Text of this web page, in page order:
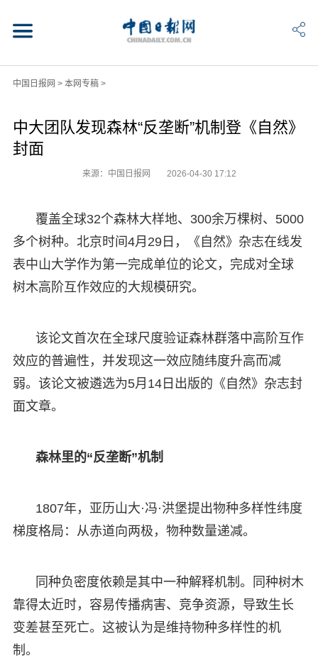
中国日报网 > 本网专稿>
中大团队发现森林“反垄断”机制登《自然》
封面
来源：中国日报网 2026-04-30 17:12
覆盖全球32个森林大样地、300余万棵树、5000
多个树种。北京时间4月29日，《自然》杂志在线发
表中山大学作为第一完成单位的论文，完成对全球
树木高阶互作效应的大规模研究。
该论文首次在全球尺度验证森林群落中高阶互作
效应的普遍性，并发现这一效应随纬度升高而减
弱。该论文被遴选为5月14日出版的《自然》杂志封
面文章。
森林里的“反垄断”机制
1807年，亚历山大·冯·洪堡提出物种多样性纬度
梯度格局：从赤道向两极，物种数量递减。
同种负密度依赖是其中一种解释机制。同种树木
靠得太近时，容易传播病害、竞争资源，导致生长
变差甚至死亡。这被认为是维持物种多样性的机
制。